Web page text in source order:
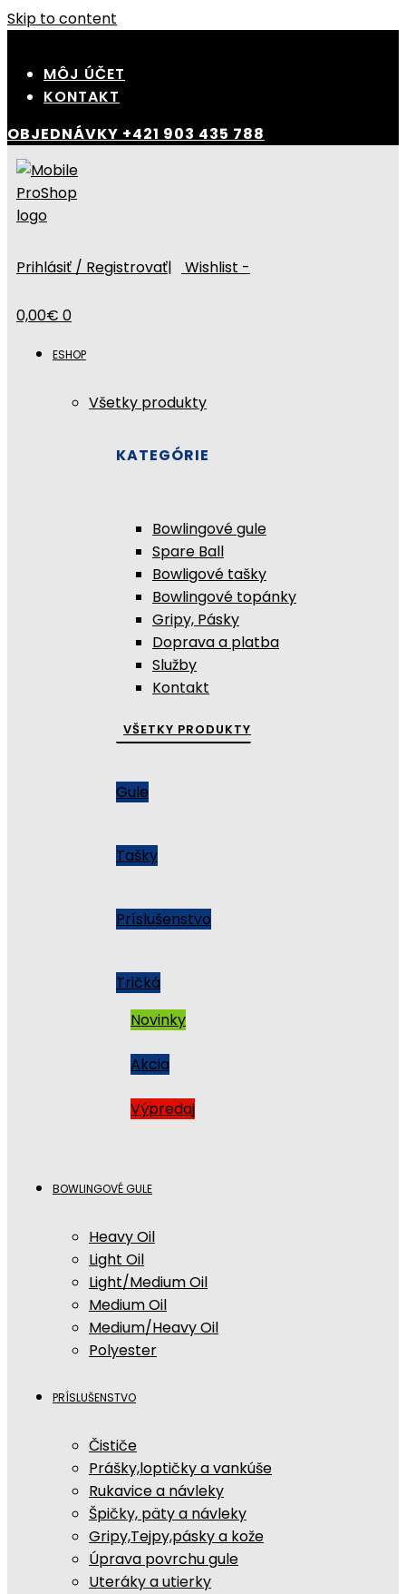
Skip to content
MÔJ ÚČET
KONTAKT
OBJEDNÁVKY +421 903 435 788
Prihlásiť / Registrovať| Wishlist -
0,00€ 0
ESHOP
Všetky produkty
KATEGÓRIE
Bowlingové gule
Spare Ball
Bowligové tašky
Bowlingové topánky
Gripy, Pásky
Doprava a platba
Služby
Kontakt
VŠETKY PRODUKTY
Gule
Tašky
Príslušenstvo
Tričká
Novinky
Akcia
Výpredaj
BOWLINGOVÉ GULE
Heavy Oil
Light Oil
Light/Medium Oil
Medium Oil
Medium/Heavy Oil
Polyester
PRÍSLUŠENSTVO
Čističe
Prášky,loptičky a vankúše
Rukavice a návleky
Špičky, päty a návleky
Gripy,Tejpy,pásky a kože
Úprava povrchu gule
Uteráky a utierky